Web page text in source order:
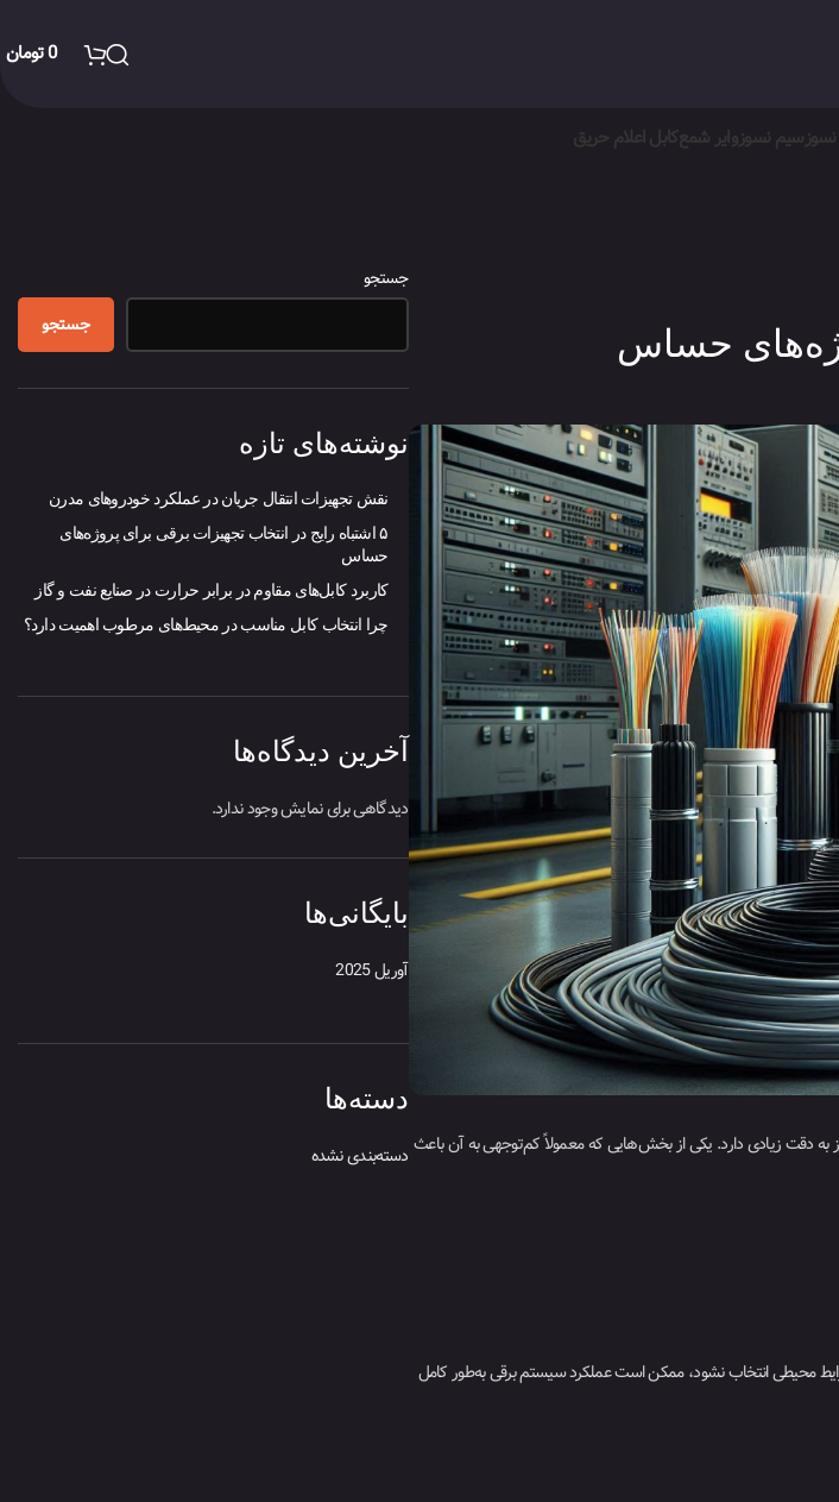
0تومان
سیم نسوزوایر شمعکابل اعلام حریق
به دقت زیادی دارد. یکی از بخش‌هایی که معمولاً کم‌توجهی به آن باعث
محیطی انتخاب نشود، ممکن است عملکرد سیستم برقی به‌طور کامل
جستجو
جستجو
نوشته‌های تازه
نقش تجهیزات انتقال جریان در عملکرد خودروهای مدرن
۵ اشتباه رایج در انتخاب تجهیزات برقی برای پروژه‌های
حساس
کاربرد کابل‌های مقاوم در برابر حرارت در صنایع نفت و گاز
چرا انتخاب کابل مناسب در محیط‌های مرطوب اهمیت دارد؟
آخرین دیدگاه‌ها
دیدگاهی برای نمایش وجود ندارد.
بایگانی‌ها
آوریل 2025
دسته‌ها
دسته‌بندی نشده